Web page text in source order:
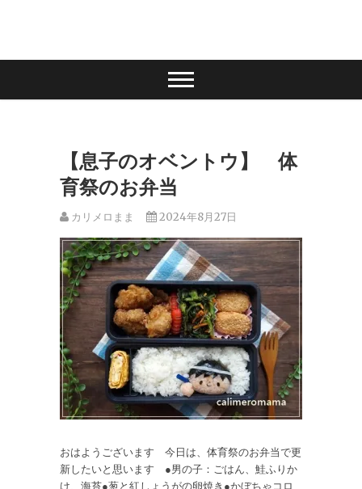
【息子のオベントウ】 体
育祭のお弁当
カリメロまま 2024年8月27日
おはようございます 今日は、体育祭のお弁当で更
新したいと思います ●男の子：ごはん、鮭ふりか
け、海苔●葱と紅しょうがの卵焼き●かぼちゃコロ